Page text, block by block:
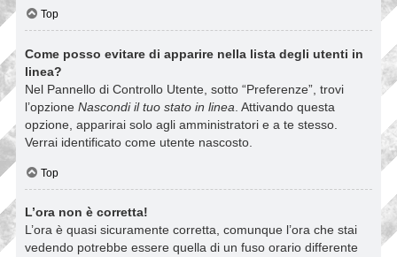
Top
Come posso evitare di apparire nella lista degli utenti in
linea?
Nel Pannello di Controllo Utente, sotto “Preferenze”, trovi
l’opzione Nascondi il tuo stato in linea . Attivando questa
opzione, apparirai solo agli amministratori e a te stesso.
Verrai identificato come utente nascosto.
Top
L’ora non è corretta!
L’ora è quasi sicuramente corretta, comunque l’ora che stai
vedendo potrebbe essere quella di un fuso orario differente